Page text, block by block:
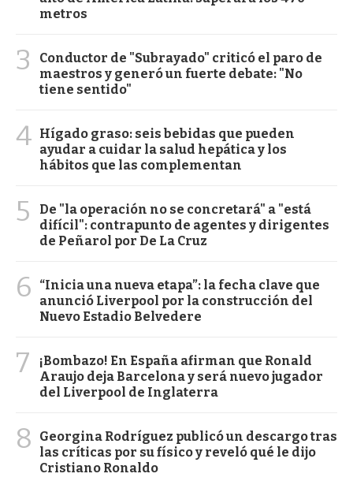
metros
3
Conductor de "Subrayado" criticó el paro de
maestros y generó un fuerte debate: "No
tiene sentido"
4 Hígado graso: seis bebidas que pueden
ayudar a cuidar la salud hepática y los
hábitos que las complementan
5
De "la operación no se concretará" a "está
difícil": contrapunto de agentes y dirigentes
de Peñarol por De La Cruz
6
“Inicia una nueva etapa”: la fecha clave que
anunció Liverpool por la construcción del
Nuevo Estadio Belvedere
7
¡Bombazo! En España afirman que Ronald
Araujo deja Barcelona y será nuevo jugador
del Liverpool de Inglaterra
8
Georgina Rodríguez publicó un descargo tras
las críticas por su físico y reveló qué le dijo
Cristiano Ronaldo